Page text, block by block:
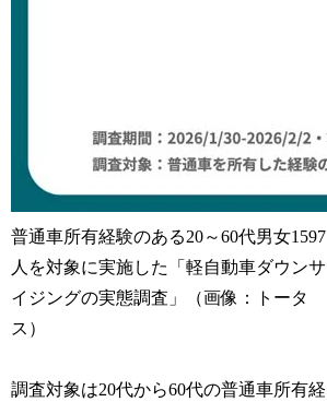
普通車所有経験のある20～60代男女1597
人を対象に実施した「軽自動車ダウンサ
イジングの実態調査」（画像：トータ
ス）
調査対象は20代から60代の普通車所有経